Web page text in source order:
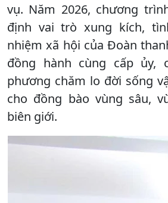
vụ. Năm 2026, chương
định vai trò xung kích,
nhiệm xã hội của Đoàn
đồng hành cùng cấp ủy,
phương chăm lo đời sống
cho đồng bào vùng sâu,
biên giới.